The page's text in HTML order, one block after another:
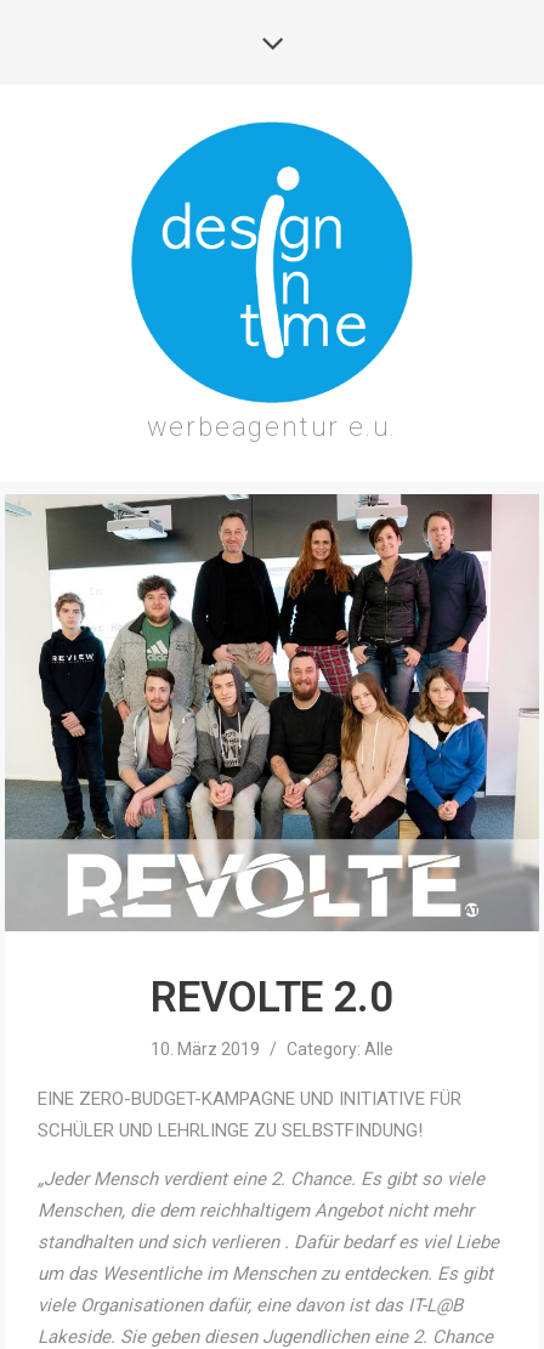
werbeagentur e.u.
REVOLTE 2.0
10. März 2019 / Category: Alle
EINE ZERO-BUDGET-KAMPAGNE UND INITIATIVE FÜR
SCHÜLER UND LEHRLINGE ZU SELBSTFINDUNG!
„Jeder Mensch verdient eine 2. Chance. Es gibt so viele
Menschen, die dem reichhaltigem Angebot nicht mehr
standhalten und sich verlieren . Dafür bedarf es viel Liebe
um das Wesentliche im Menschen zu entdecken. Es gibt
viele Organisationen dafür, eine davon ist das IT-L@B
Lakeside. Sie geben diesen Jugendlichen eine 2. Chance